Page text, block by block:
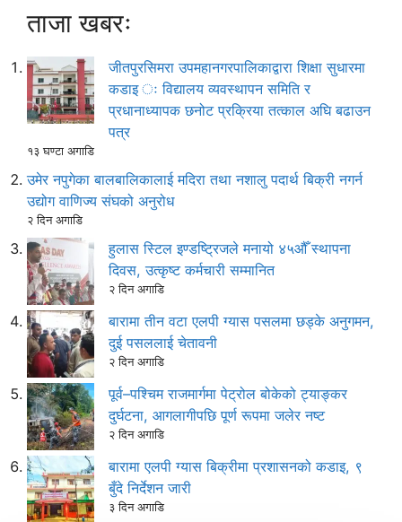
ताजा खबरः
जीतपुरसिमरा उपमहानगरपालिकाद्वारा शिक्षा सुधारमा
कडाइ ः विद्यालय व्यवस्थापन समिति र
प्रधानाध्यापक छनोट प्रक्रिया तत्काल अघि बढाउन
पत्र
१३ घण्टा अगाडि
उमेर नपुगेका बालबालिकालाई मदिरा तथा नशालु पदार्थ बिक्री नगर्न
उद्योग वाणिज्य संघको अनुरोध
२ दिन अगाडि
हुलास स्टिल इण्डष्ट्रिजले मनायो ४५औँ स्थापना
दिवस, उत्कृष्ट कर्मचारी सम्मानित
२ दिन अगाडि
बारामा तीन वटा एलपी ग्यास पसलमा छड्के अनुगमन,
दुई पसललाई चेतावनी
२ दिन अगाडि
पूर्व–पश्चिम राजमार्गमा पेट्रोल बोकेको ट्याङ्कर
दुर्घटना, आगलागीपछि पूर्ण रूपमा जलेर नष्ट
२ दिन अगाडि
बारामा एलपी ग्यास बिक्रीमा प्रशासनको कडाइ, ९
बुँदे निर्देशन जारी
३ दिन अगाडि